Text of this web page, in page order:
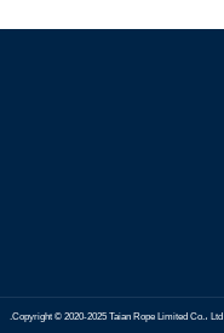
Copyright © 2020-2025 Taian Rope Limited Co.، Ltd.